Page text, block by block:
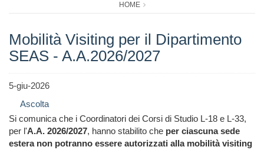
HOME
Mobilità Visiting per il Dipartimento
SEAS - A.A.2026/2027
5-giu-2026
Ascolta
Si comunica che i Coordinatori dei Corsi di Studio L-18 e L-33,
per l'A.A. 2026/2027, hanno stabilito che per ciascuna sede
estera non potranno essere autorizzati alla mobilità visiting